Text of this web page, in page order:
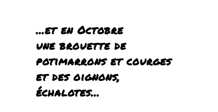
…et en Octobre
une brouette de
potimarrons et courges
et des oignons,
échalotes…